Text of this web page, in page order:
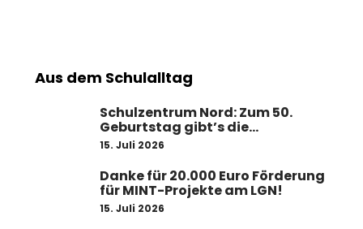
Aus dem Schulalltag
Schulzentrum Nord: Zum 50.
Geburtstag gibt’s die
Komplettsanierung
15. Juli 2026
Danke für 20.000 Euro Förderung
für MINT-Projekte am LGN!
15. Juli 2026